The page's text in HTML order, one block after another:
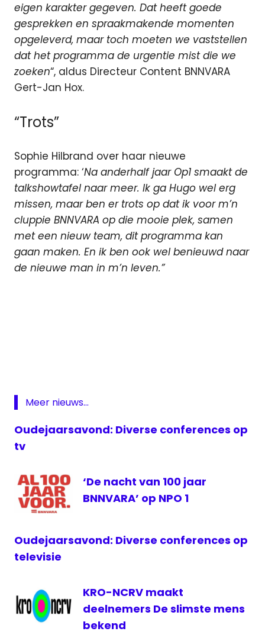
eigen karakter gegeven. Dat heeft goede
gesprekken en spraakmakende momenten
opgeleverd, maar toch moeten we vaststellen
dat het programma de urgentie mist die we
zoeken“, aldus Directeur Content BNNVARA
Gert-Jan Hox.
“Trots”
Sophie Hilbrand over haar nieuwe
programma: ‘Na anderhalf jaar Op1 smaakt de
talkshowtafel naar meer. Ik ga Hugo wel erg
missen, maar ben er trots op dat ik voor m’n
cluppie BNNVARA op die mooie plek, samen
met een nieuw team, dit programma kan
gaan maken. En ik ben ook wel benieuwd naar
de nieuwe man in m’n leven.”
Klamer
Meer nieuws...
Oudejaarsavond: Diverse conferences op
tv
‘De nacht van 100 jaar
BNNVARA’ op NPO 1
Oudejaarsavond: Diverse conferences op
televisie
KRO-NCRV maakt
deelnemers De slimste mens
bekend